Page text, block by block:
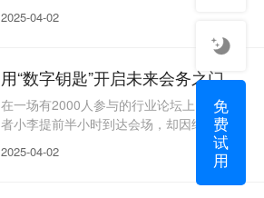
活动全流程管理的智
“名场面”，是否也让您头疼不已？在数字化
高速发展的今天，活动管理正从“人力堆砌”
向“智能提效”转型。身份证签到凭借其精
准、高效、安全的特性，成为会务管理升级
的关键突破点。一、什么是身份证签到？身
份证签到是通过专业设备（如身份证读卡
器、闸机、自助终端等）读取二代身份证芯
片信息，实时核
2025-04-02
用“数字钥匙”开启未来会务之门
在一场有2000人参与的行业论坛上，参会
者小李提前半小时到达会场，却因纸质签到
流程繁琐，险些错过开场演讲。这样的场景
在大型活动中屡见不鲜。而如今，随着“身
份证签到”技术的普及，只需刷一下身份
2025-04-02
免
费
试
用